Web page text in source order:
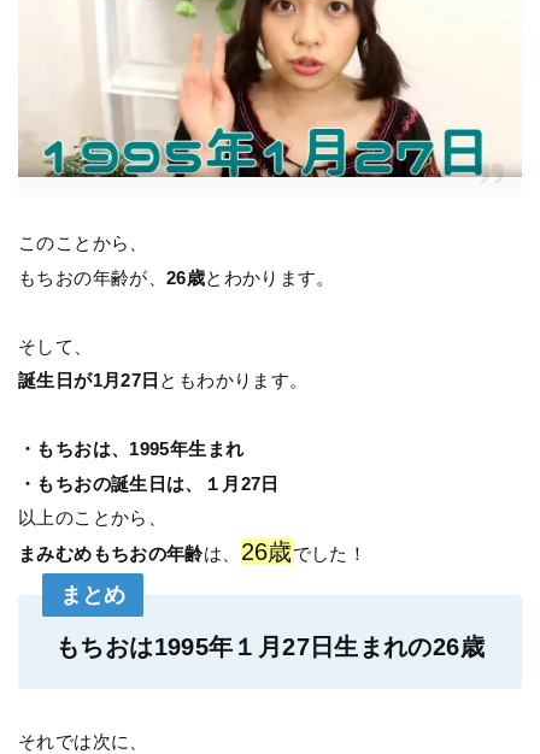
このことから、
もちおの年齢が、26歳とわかります。
そして、
誕生日が1月27日 ともわかります。
・もちおは、1995年生まれ
・もちおの誕生日は、１月27日
以上のことから、
まみむめもちおの年齢は、 26歳でした！
まとめ
もちおは1995年１月27日生まれの26歳
それでは次に、